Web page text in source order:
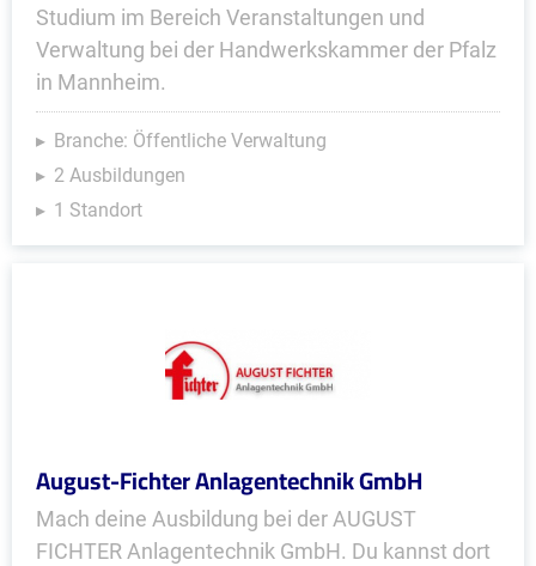
Studium im Bereich Veranstaltungen und
Verwaltung bei der Handwerkskammer der Pfalz
in Mannheim.
Branche: Öffentliche Verwaltung
2 Ausbildungen
1 Standort
August-Fichter Anlagentechnik GmbH
Mach deine Ausbildung bei der AUGUST
FICHTER Anlagentechnik GmbH. Du kannst dort